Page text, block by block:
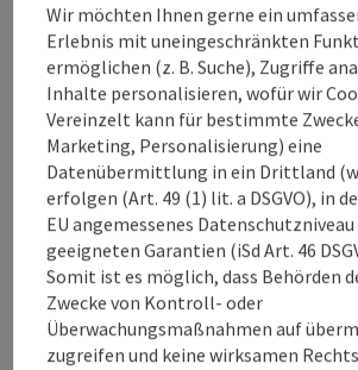
Kannst du
Unterkünfte
360° Alpenland
direkt buchen?
Warum solltest
du deine
Unterkunft im
360° Alpenland
Wir möchten Ihnen gerne ein
Erlebnis mit uneingeschränkten
ermöglichen (z. B. Suche), Zugriffe
Inhalte personalisieren, wofür wir
Vereinzelt kann für bestimmte
Marketing, Personalisierung) eine
Datenübermittlung in ein Drittland
erfolgen (Art. 49 (1) lit. a DSGVO), in
EU angemessenes Datenschutzniveau
geeigneten Garantien (iSd Art. 46
Somit ist es möglich, dass Behörden
Zwecke von Kontroll- oder
Überwachungsmaßnahmen auf
zugreifen und keine wirksamen